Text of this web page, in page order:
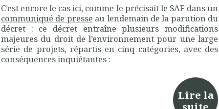
C’est encore le cas ici, comme le précisait le SAF dans un
communiqué de presse au lendemain de la parution du
décret : ce décret entraîne plusieurs modifications
majeures du droit de l’environnement pour une large
série de projets, répartis en cinq catégories, avec des
conséquences inquiétantes :
Lire la